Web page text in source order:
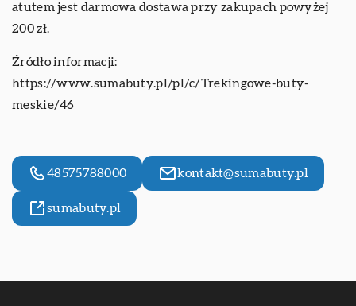
atutem jest darmowa dostawa przy zakupach powyżej
200 zł.
Źródło informacji:
https://www.sumabuty.pl/pl/c/Trekingowe-buty-
meskie/46
48575788000 kontakt@sumabuty.pl
sumabuty.pl